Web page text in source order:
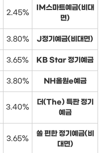
2.45%
IM스마트예금(비대
면)
3.80% J정기예금(비대면)
3.65% KB Star 정기예금
3.80% NH올원e예금
3.40%
더(The) 특판 정기
예금
3.65%
쏠 편한 정기예금(비
대면)